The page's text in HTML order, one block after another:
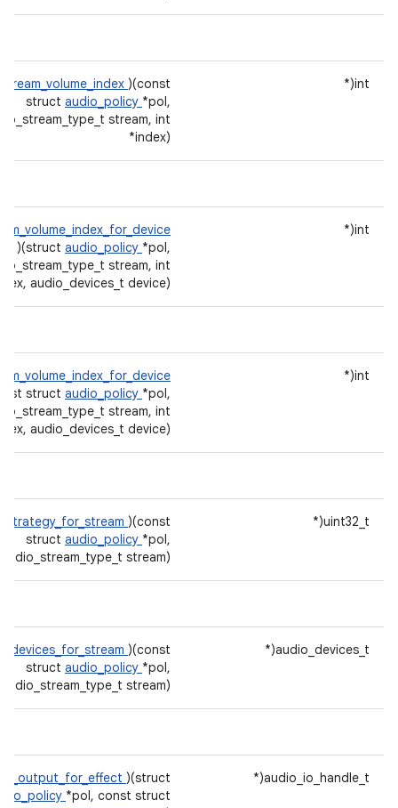
int(*
)(const
struct audio_policy *pol,
stream, int
*index)
int(*
)(struct audio_policy *pol,
stream, int
audio_devices_t device)
int(*
struct audio_policy *pol,
stream, int
audio_devices_t device)
uint32_t(*
)(const
struct audio_policy *pol,
audio_stream_type_t stream)
audio_devices_t(*
)(const
struct audio_policy *pol,
audio_stream_type_t stream)
audio_io_handle_t(*
)(struct
*pol, const struct